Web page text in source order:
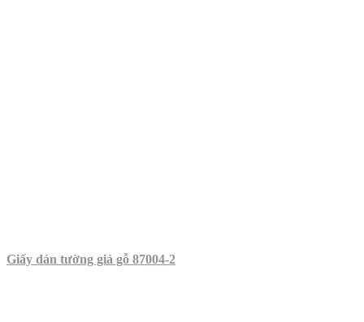
Giấy dán tường giả gỗ 87004-2